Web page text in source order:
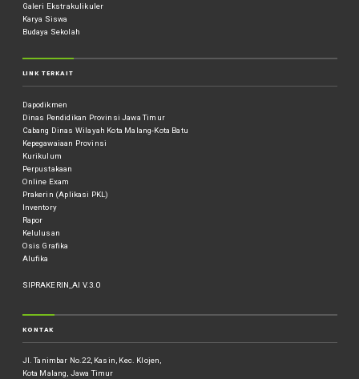
Galeri Ekstrakulikuler
Karya Siswa
Budaya Sekolah
LINK TERKAIT
Dapodikmen
Dinas Pendidikan Provinsi Jawa Timur
Cabang Dinas Wilayah Kota Malang-Kota Batu
Kepegawaiaan Provinsi
Kurikulum
Perpustakaan
Online Exam
Prakerin (Aplikasi PKL)
Inventory
Rapor
Kelulusan
Osis Grafika
Alufika
SIPRAKERIN_AI V.3.0
KONTAK
Jl. Tanimbar No.22, Kasin, Kec. Klojen,
Kota Malang, Jawa Timur